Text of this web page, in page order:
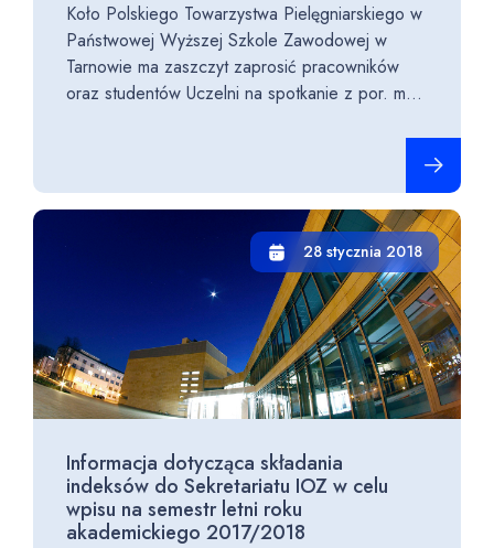
Koło Polskiego Towarzystwa Pielęgniarskiego w
Państwowej Wyższej Szkole Zawodowej w
Tarnowie ma zaszczyt zaprosić pracowników
oraz studentów Uczelni na spotkanie z por. m...
28 stycznia 2018
Informacja dotycząca składania
indeksów do Sekretariatu IOZ w celu
wpisu na semestr letni roku
akademickiego 2017/2018